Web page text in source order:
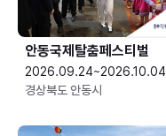
안동국제탈춤페스티벌
2026.09.24~2026.10.04
경상북도 안동시